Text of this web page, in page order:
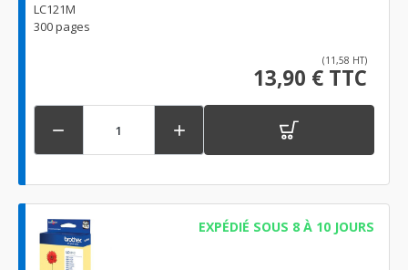
LC121M
300 pages
(11,58 HT)
13,90 € TTC
 
EXPÉDIÉ SOUS 8 À 10 JOURS